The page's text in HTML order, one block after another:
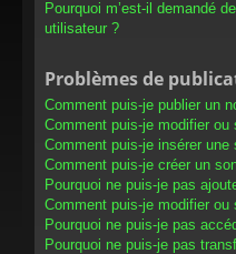
Pourquoi m’est-il demandé
utilisateur ?
Problèmes de
Comment puis-je publier un
Comment puis-je modifier ou
Comment puis-je insérer
Comment puis-je créer un
Pourquoi ne puis-je pas
Comment puis-je modifier ou
Pourquoi ne puis-je pas
Pourquoi ne puis-je pas